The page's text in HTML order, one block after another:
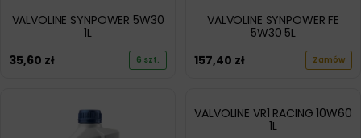
VALVOLINE SYNPOWER 5W30
1L
35,60 zł 6 szt.
VALVOLINE SYNPOWER FE
5W30 5L
157,40 zł Zamów
VALVOLINE VR1 RACING 10W60
1L